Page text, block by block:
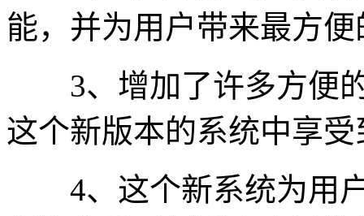
能，并为用户带来最方
3、增加了许多方便的
这个新版本的系统中享
4、这个新系统为用户